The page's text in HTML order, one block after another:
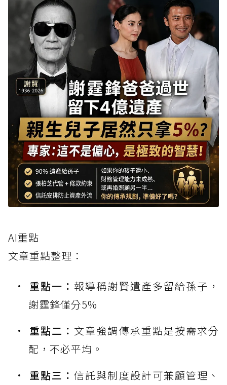
AI重點
文章重點整理：
重點一： 報導稱謝賢遺產多留給孫子，
謝霆鋒僅分5%
重點二： 文章強調傳承重點是按需求分
配，不必平均。
重點三：信託與制度設計可兼顧管理、